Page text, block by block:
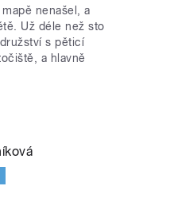
nenašel, a
Už déle než sto
s pěticí
a hlavně